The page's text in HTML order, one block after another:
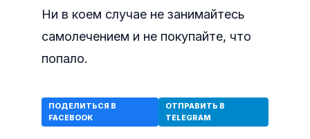
Ни в коем случае не занимайтесь
самолечением и не покупайте, что
попало.
ПОДЕЛИТЬСЯ В
FACEBOOK
ОТПРАВИТЬ В
TELEGRAM